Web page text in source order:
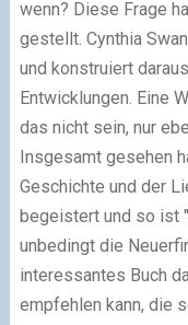
wenn? Diese Frage
gestellt. Cynthia
und konstruiert
Entwicklungen. Eine
das nicht sein, nur
Insgesamt gesehen
Geschichte und der
begeistert und so ist
unbedingt die
interessantes Buch
empfehlen kann, die